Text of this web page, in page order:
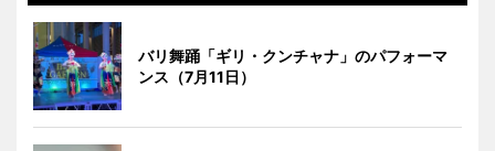
バリ舞踊「ギリ・クンチャナ」のパフォーマ
ンス（7月11日）